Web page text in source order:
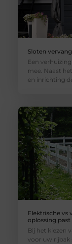
Sloten
Een
mee. Naast
en inrichting
Elektrische vs
oplossing
Bij het kiezen
voor uw rijbak